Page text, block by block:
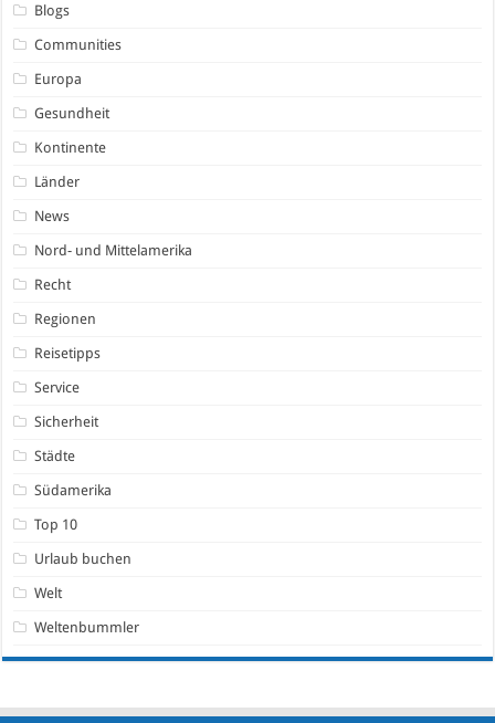
Blogs
Communities
Europa
Gesundheit
Kontinente
Länder
News
Nord- und Mittelamerika
Recht
Regionen
Reisetipps
Service
Sicherheit
Städte
Südamerika
Top 10
Urlaub buchen
Welt
Weltenbummler